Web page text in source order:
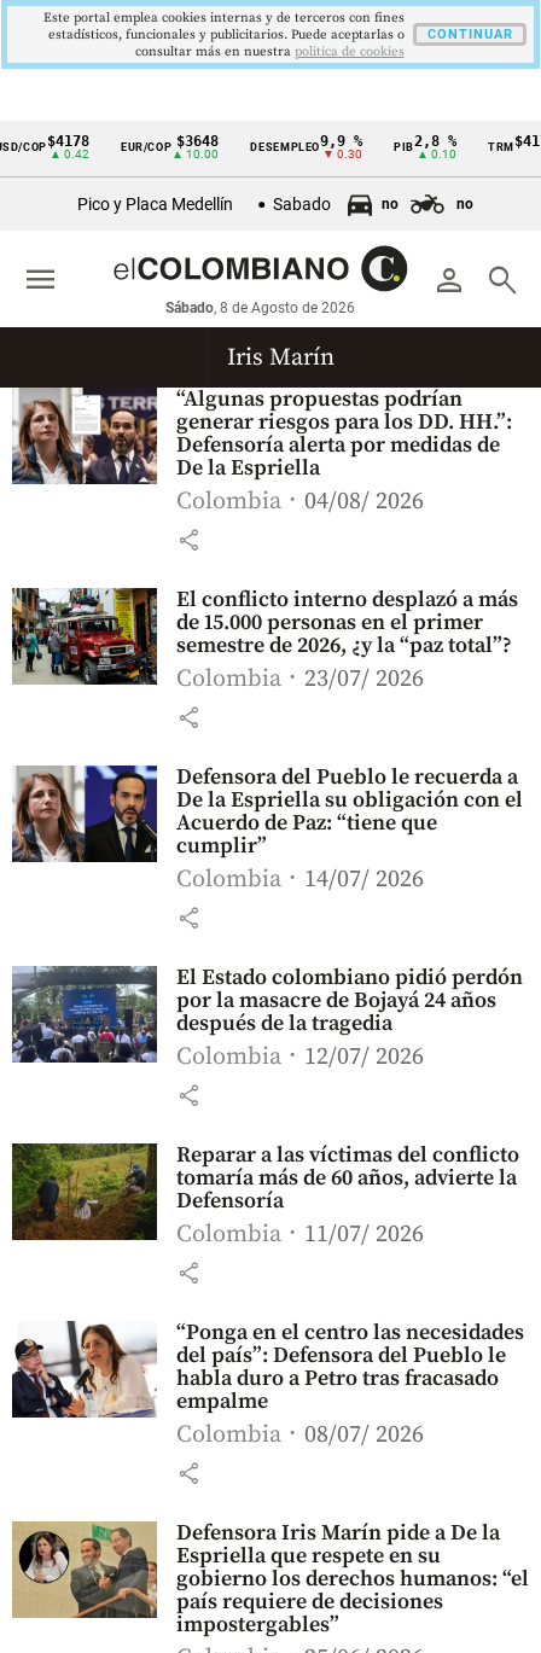
Cintillo
económicos
Colombia
COP$4178
▲ 0.42
EUR/COP $3648
▲ 10.00
DESEMPLEO9,9 %
▼ 0.30
PIB 2,8 %
▲ 0.10
TRM
Pico y Placa Medellín Sabado no no
person search
Sábado, 8 de Agosto de 2026
menu
Iris Marín
“Algunas propuestas podrían
generar riesgos para los DD. HH.”:
Defensoría alerta por medidas de
De la Espriella
Colombia 04/08/ 2026
share
El conflicto interno desplazó a más
de 15.000 personas en el primer
semestre de 2026, ¿y la “paz total”?
Colombia 23/07/ 2026
share
Defensora del Pueblo le recuerda a
De la Espriella su obligación con el
Acuerdo de Paz: “tiene que
cumplir”
Colombia 14/07/ 2026
share
El Estado colombiano pidió perdón
por la masacre de Bojayá 24 años
después de la tragedia
Colombia 12/07/ 2026
share
Reparar a las víctimas del conflicto
tomaría más de 60 años, advierte la
Defensoría
Colombia 11/07/ 2026
share
“Ponga en el centro las necesidades
del país”: Defensora del Pueblo le
habla duro a Petro tras fracasado
empalme
Colombia 08/07/ 2026
share
Defensora Iris Marín pide a De la
Espriella que respete en su
gobierno los derechos humanos: “el
país requiere de decisiones
impostergables”
Este portal emplea cookies internas y de terceros con fines
estadísticos, funcionales y publicitarios. Puede aceptarlas o
consultar más en nuestra politica de cookies
CONTINUAR